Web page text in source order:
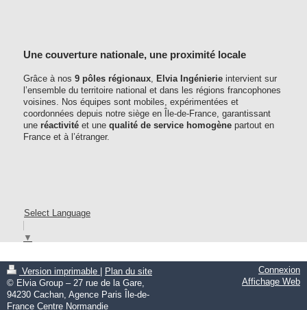
Une couverture nationale, une proximité locale
Grâce à nos 9 pôles régionaux Elvia Ingénierie intervient sur
l’ensemble du territoire national et dans les régions francophones
voisines. Nos équipes sont mobiles, expérimentées et
coordonnées depuis notre siège en Île-de-France, garantissant
une réactivité et une qualité de service homogène partout en
France et à l’étranger.
Select Language
▼
Version imprimable
Plan du site
© Elvia Group – 27 rue de la Gare,
94230 Cachan, Agence Paris Île-de-
France Centre Normandie
Connexion
Affichage Web